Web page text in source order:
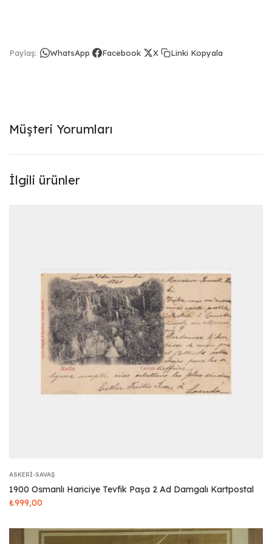
Paylaş: WhatsApp Facebook X Linki Kopyala
Müşteri Yorumları
İlgili ürünler
ASKERI-SAVAŞ
1900 Osmanlı Hariciye Tevfik Paşa 2 Ad Damgalı Kartpostal
₺999,00